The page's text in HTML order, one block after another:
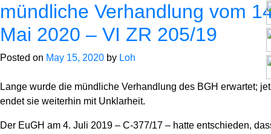
Notar
mündliche Verhandlung vom
Mai 2020 – VI ZR 205/19
Posted on May 15, 2020 by Loh
Lange wurde die mündliche Verhandlung des BGH erwartet;
endet sie weiterhin mit Unklarheit.
Der EuGH am 4. Juli 2019 – C-377/17 – hatte entschieden,